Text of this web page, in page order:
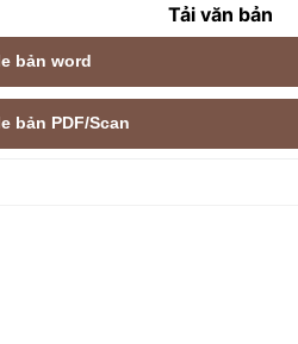
Tải văn bản
bản word
bản PDF/Scan